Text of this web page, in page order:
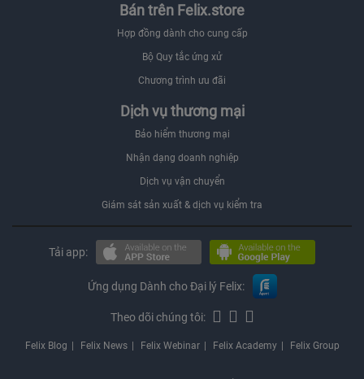
Bán trên Felix.store
Hợp đồng dành cho cung cấp
Bộ Quy tắc ứng xử
Chương trình ưu đãi
Dịch vụ thương mại
Bảo hiểm thương mại
Nhận dạng doanh nghiệp
Dịch vụ vận chuyển
Giám sát sản xuất & dịch vụ kiểm tra
Tải app:
Ứng dụng Dành cho Đại lý Felix:
Theo dõi chúng tôi:
Felix Blog Felix News Felix Webinar Felix Academy Felix Group